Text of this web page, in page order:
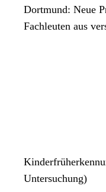
Dortmund: Neue
Fachleuten aus
Untersuchung)